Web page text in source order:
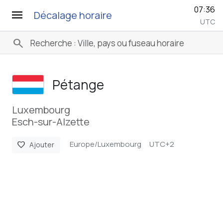
menu Décalage horaire 07:36
UTC
search
Pétange
Luxembourg
Esch-sur-Alzette
favorite Ajouter Europe/Luxembourg UTC+2